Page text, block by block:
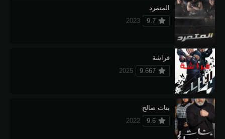
المتمرد
9.7
2023
فراشة
9.667
2025
بنات صالح
9.6
2022